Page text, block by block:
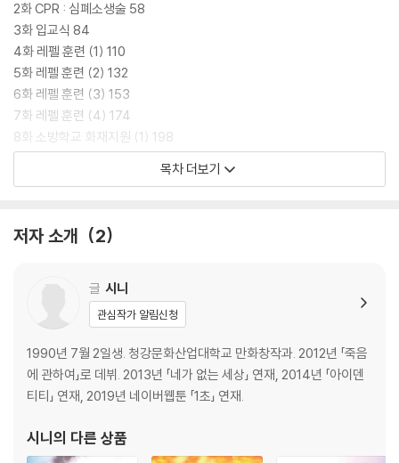
2화 CPR : 심폐소생술 58
3화 입교식 84
4화 레펠 훈련 (1) 110
5화 레펠 훈련 (2) 132
6화 레펠 훈련 (3) 153
7화 레펠 훈련 (4) 174
8화 소방학교 화재지원 (1) 198
9화 220
13화 300
1화 영웅 32
2화 CPR : 심폐소생술 58
3화 입교식 84
4화 레펠 훈련 (1) 110
6화 레펠 훈련 (3) 153
목차 더보기
저자 소개 2
글 시니
관심작가 알림신청
1990년 7월 2일생. 청강문화산업대학교 만화창작과. 2012년 「죽음
에 관하여」로 데뷔. 2013년 「네가 없는 세상」 연재, 2014년 「아이덴
티티」 연재, 2019년 네이버웹툰 「1초」 연재.
시니 의 다른 상품